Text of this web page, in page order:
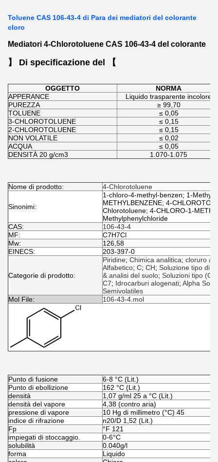
Toluene CAS 106-43-4 di Para dei mediatori del colorante
cloro
Mediatori 4-Chlorotoluene CAS 106-43-4 del colorante
】 Di specificazione del 【
OGGETTO
NORMA
APPERANCE
Liquido trasparente incolore
PUREZZA
≥ 99,70
TOLUENE
≤ 0,05
3-CHLOROTOLUENE
≤ 0,15
2-CHLOROTOLUENE
≤ 0,15
NON VOLATILE
≤ 0,02
ACQUA
≤ 0,05
DENSITÀ 20 g/cm3
1.070-1.075
Nome di prodotto: 4-Chlorotoluene
Sinonimi:
1-chloro-4-methyl-benzen; 1-
METHYLBENZENE; 4-
Chlorotoluene; 4-CHLORO-1-
Methylphenylchloride
CAS:
106-43-4
MF:
C7H7Cl
Mw:
126,58
EINECS:
203-397-0
Categorie di prodotto:
Piridine; Chimica analitica; cloruro
Alfabetico; C; CH; Soluzione tipo di
& analisi del suolo; Soluzioni tipo
C7; Idrocarburi alogenati; Alpha Sort
Semivolatiles
Mol File:
106-43-4.mol
Punto di fusione
6-8 °C (Lit.)
Punto di ebollizione
162 °C (Lit.)
densità
1,07 g/ml 25 a °C (Lit.)
densità del vapore
4,38 (contro aria)
pressione di vapore
10 Hg di millimetro (°C) 45
indice di rifrazione
n20/D 1,52 (Lit.)
Fp
°F 121
impiegati di stoccaggio.
0-6°C
solubilità
0.040g/l
forma
Liquido